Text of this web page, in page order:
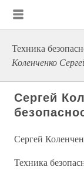
Техника
Коленченко
Сергей
Сергей
Техника